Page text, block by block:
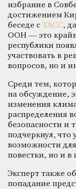
избрание в
достижением
беседе с ТАСС,
ООН — это
республики
участвовать в
вопросов, но и
Среди тем,
на обсуждение,
изменения
распределения
безопасности и
подчеркнул, что
возможности
повестки, но и в
Эксперт также
попадание